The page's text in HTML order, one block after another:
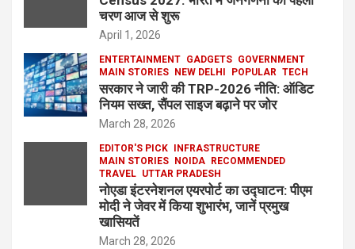
चरण आज से शुरू
April 1, 2026
ENTERTAINMENT GADGETS GOVERNMENT
MAIN STORIES
NEW DELHI POPULAR TECH
सरकार ने जारी की TRP-2026 नीति: ऑडिट
नियम सख्त, सैंपल साइज बढ़ाने पर जोर
March 28, 2026
EDITOR'S PICK
INFRASTRUCTURE
MAIN STORIES
NOIDA
RECOMMENDED
TRAVEL UTTAR PRADESH
नोएडा इंटरनेशनल एयरपोर्ट का उद्घाटन: पीएम
मोदी ने जेवर में किया शुभारंभ, जानें प्रमुख
खासियतें
March 28, 2026